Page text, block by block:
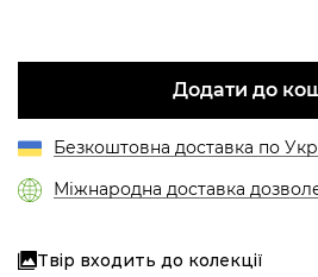
Додати до
Безкоштовна доставка по
Міжнародна доставка
Твір входить до колекції